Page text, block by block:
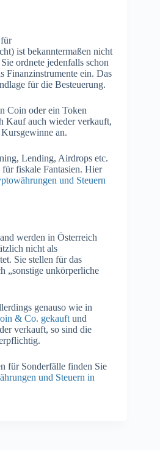
ist bekanntermaßen nicht
ordnete jedenfalls schon
Finanzinstrumente ein. Das
für die Besteuerung.
Coin oder ein Token
Kauf auch wieder verkauft,
an.
Lending, Airdrops etc.
fiskale Fantasien. Hier
und Steuern
werden in Österreich
nicht als
Sie stellen für das
„sonstige unkörperliche
genauso wie in
& Co. gekauft und
verkauft, so sind die
für Sonderfälle finden Sie
und Steuern in